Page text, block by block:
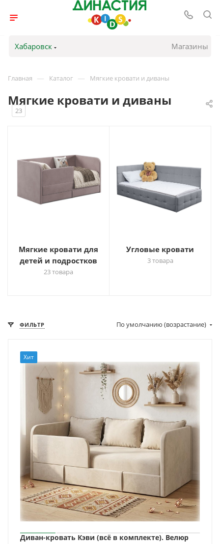
Хабаровск Магазины
Главная — Каталог — Мягкие кровати и диваны
Мягкие кровати и диваны
23
Мягкие кровати для
детей и подростков
23 товара
Угловые кровати
3 товара
ФИЛЬТР По умолчанию (возрастание)
Хит
Диван-кровать Кэви (всё в комплекте). Велюр